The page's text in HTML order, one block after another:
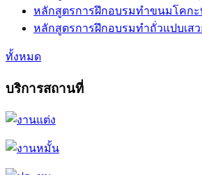
หลักสูตรการฝึกอบรมทำขนมโคก
หลักสูตรการฝึกอบรมทำถั่วแปบเสว
ทั้งหมด
บริการสถานที่